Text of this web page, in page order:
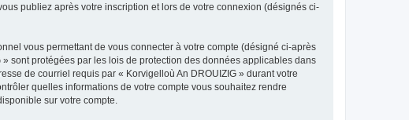
publiez après votre inscription et lors de votre connexion (désignés ci-
vous permettant de vous connecter à votre compte (désigné ci-après
sont protégées par les lois de protection des données applicables dans
de courriel requis par « Korvigelloù An DROUIZIG » durant votre
quelles informations de votre compte vous souhaitez rendre
sur votre compte.